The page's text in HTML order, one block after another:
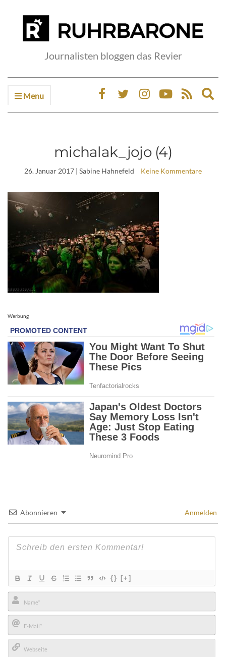
Journalisten bloggen das Revier
Menu
michalak_jojo (4)
26. Januar 2017 | Sabine Hahnefeld Keine Kommentare
Werbung
Abonnieren Anmelden
{} [+]
Name*
E-
Mail*